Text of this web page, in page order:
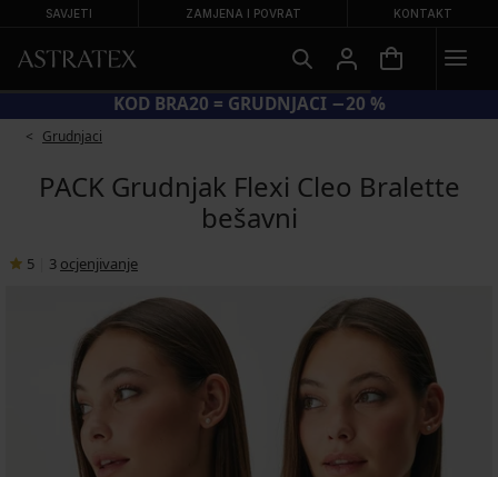
SAVJETI ZAMJENA I POVRAT KONTAKT
KOD BRA20 = GRUDNJACI −20 %
Grudnjaci
PACK Grudnjak Flexi Cleo Bralette
bešavni
5 3 ocjenjivanje